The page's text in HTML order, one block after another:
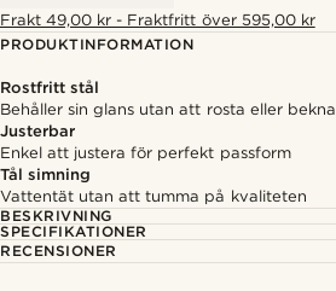
Frakt 49,00 kr - Fraktfritt över 595,00 kr
PRODUKTINFORMATION
Rostfritt stål
Behåller sin glans utan att rosta eller bekna
Justerbar
Enkel att justera för perfekt passform
Tål simning
Vattentät utan att tumma på kvaliteten
BESKRIVNING
SPECIFIKATIONER
RECENSIONER